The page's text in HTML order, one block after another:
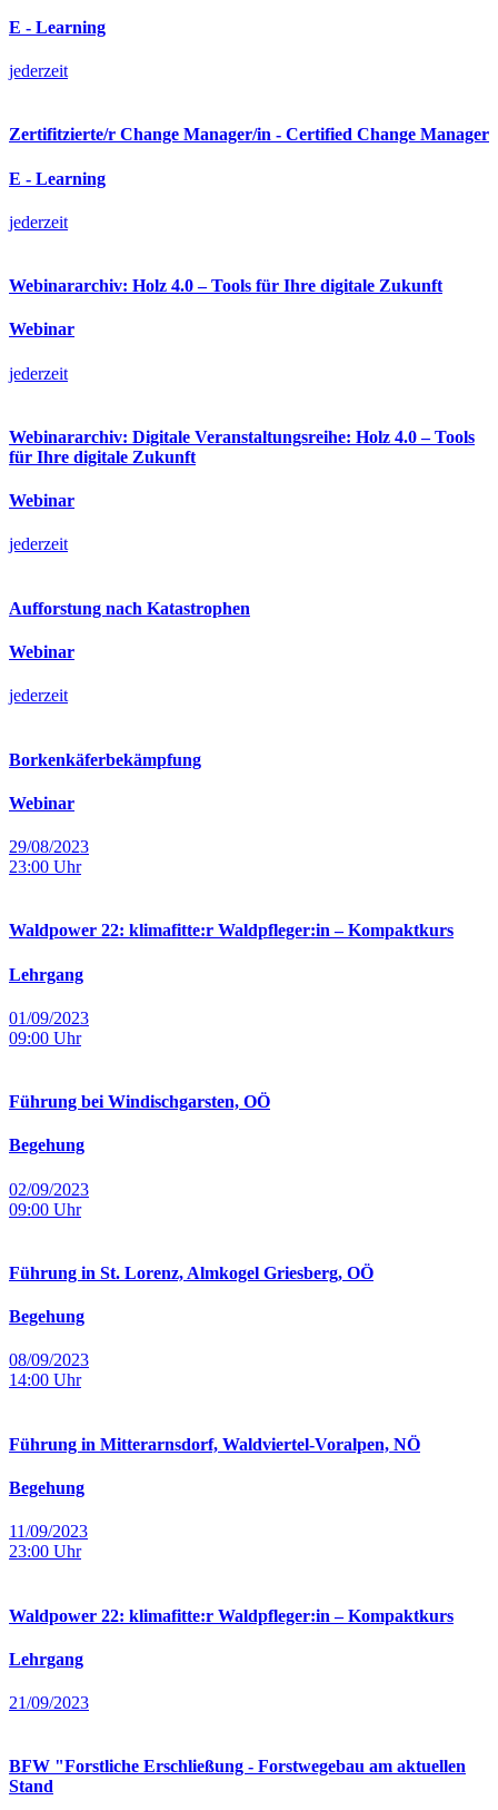
E - Learning
jederzeit
Zertifitzierte/r Change Manager/in - Certified Change Manager
E - Learning
jederzeit
Webinararchiv: Holz 4.0 – Tools für Ihre digitale Zukunft
Webinar
jederzeit
Webinararchiv: Digitale Veranstaltungsreihe: Holz 4.0 – Tools
für Ihre digitale Zukunft
Webinar
jederzeit
Aufforstung nach Katastrophen
Webinar
jederzeit
Borkenkäferbekämpfung
Webinar
29/08/2023
23:00 Uhr
Waldpower 22: klimafitte:r Waldpfleger:in – Kompaktkurs
Lehrgang
01/09/2023
09:00 Uhr
Führung bei Windischgarsten, OÖ
Begehung
02/09/2023
09:00 Uhr
Führung in St. Lorenz, Almkogel Griesberg, OÖ
Begehung
08/09/2023
14:00 Uhr
Führung in Mitterarnsdorf, Waldviertel-Voralpen, NÖ
Begehung
11/09/2023
23:00 Uhr
Waldpower 22: klimafitte:r Waldpfleger:in – Kompaktkurs
Lehrgang
21/09/2023
BFW "Forstliche Erschließung - Forstwegebau am aktuellen
Stand